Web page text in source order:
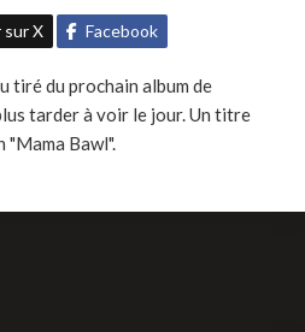
sur X Facebook
tiré du prochain album de
tarder à voir le jour. Un titre
Bawl".